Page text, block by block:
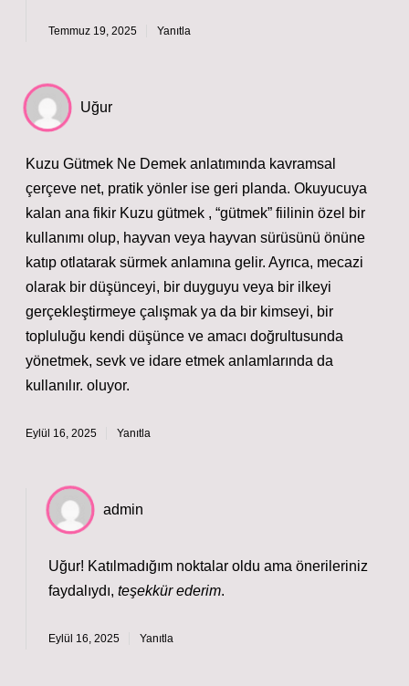
Temmuz 19, 2025 Yanıtla
Uğur
Kuzu Gütmek Ne Demek anlatımında kavramsal
çerçeve net, pratik yönler ise geri planda. Okuyucuya
kalan ana fikir Kuzu gütmek , “gütmek” fiilinin özel bir
kullanımı olup, hayvan veya hayvan sürüsünü önüne
katıp otlatarak sürmek anlamına gelir. Ayrıca, mecazi
olarak bir düşünceyi, bir duyguyu veya bir ilkeyi
gerçekleştirmeye çalışmak ya da bir kimseyi, bir
topluluğu kendi düşünce ve amacı doğrultusunda
yönetmek, sevk ve idare etmek anlamlarında da
kullanılır. oluyor.
Eylül 16, 2025 Yanıtla
admin
Uğur! Katılmadığım noktalar oldu ama önerileriniz
faydalıydı, teşekkür ederim.
Eylül 16, 2025 Yanıtla